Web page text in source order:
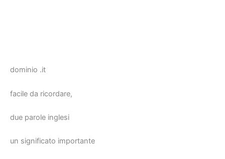
dominio .it
facile da ricordare,
due parole inglesi
un significato importante